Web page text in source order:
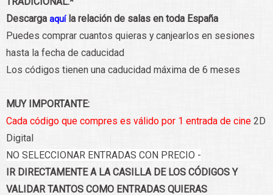
Descarga aquí la relación de salas en toda España
Puedes comprar cuantos quieras y canjearlos en sesiones
hasta la fecha de caducidad
Los códigos tienen una caducidad máxima de 6 meses
MUY IMPORTANTE:
Cada código que compres es válido por 1 entrada de cine 2D
Digital
NO SELECCIONAR ENTRADAS CON PRECIO -
IR DIRECTAMENTE A LA CASILLA DE LOS CÓDIGOS Y
VALIDAR TANTOS COMO ENTRADAS QUIERAS